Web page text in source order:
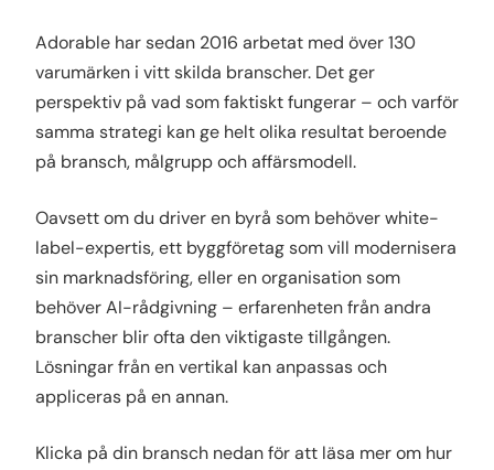
Adorable har sedan 2016 arbetat med över 130
varumärken i vitt skilda branscher. Det ger
perspektiv på vad som faktiskt fungerar – och varför
samma strategi kan ge helt olika resultat beroende
på bransch, målgrupp och affärsmodell.
Oavsett om du driver en byrå som behöver white-
label-expertis, ett byggföretag som vill modernisera
sin marknadsföring, eller en organisation som
behöver AI-rådgivning – erfarenheten från andra
branscher blir ofta den viktigaste tillgången.
Lösningar från en vertikal kan anpassas och
appliceras på en annan.
Klicka på din bransch nedan för att läsa mer om hur